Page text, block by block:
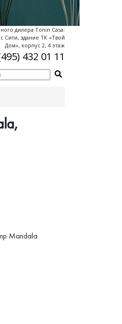
дилера Tonin Casa:
Сити, здание ТК «Твой
Дом», корпус 2, 4 этаж
432 01 11
Mandala